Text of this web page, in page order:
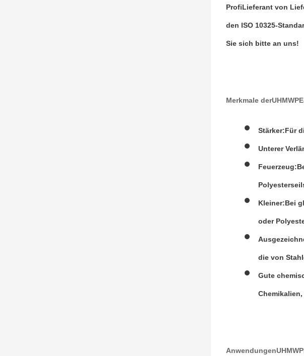
ProfiLieferant von
den ISO 10325-
Sie sich bitte an uns!
Merkmale der
Stärker:Für
Unterer
Feuerzeug:
Kleiner:Bei
oder
die von
Gute
Anwendungen